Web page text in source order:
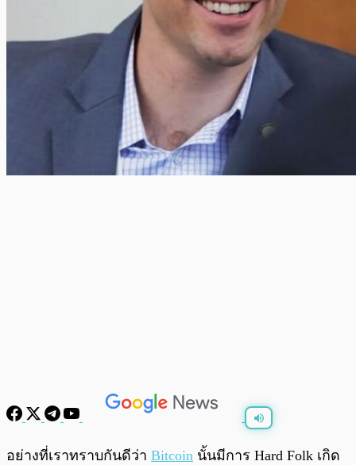
พร้อมเล่น
อย่างที่เราทราบกันดีว่า Bitcoin นั้นมีการ Hard Folk เกิด